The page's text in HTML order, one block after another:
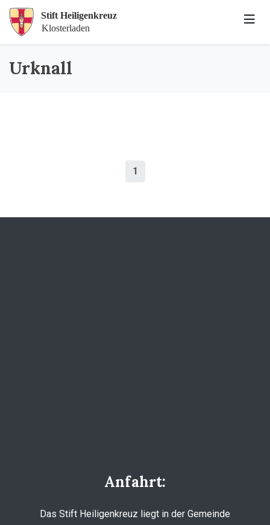
Urknall
1
Anfahrt:
Das Stift Heiligenkreuz liegt in der Gemeinde